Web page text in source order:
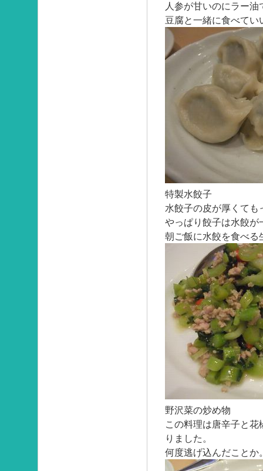
人参が甘いのにラー油
豆腐と一緒に食べて
特製水餃子
水餃子の皮が厚くても
やっぱり餃子は水餃が
朝ご飯に水餃を食べる
野沢菜の炒め物
この料理は唐辛子と
りました。
何度逃げ込んだことか